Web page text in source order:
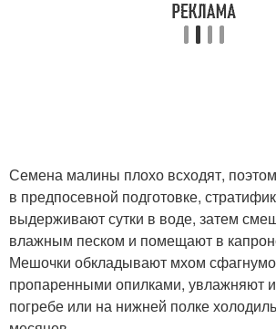
Семена малины плохо всходят,
в предпосевной подготовке,
выдерживают сутки в воде, затем
влажным песком и помещают в
Мешочки обкладывают мхом
пропаренными опилками, увлажняют
погребе или на нижней полке